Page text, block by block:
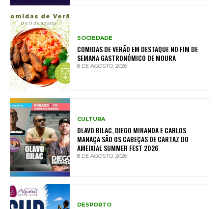
SOCIEDADE
COMIDAS DE VERÃO EM DESTAQUE NO FIM DE
SEMANA GASTRONÓMICO DE MOURA
8 DE AGOSTO, 2026
CULTURA
OLAVO BILAC, DIEGO MIRANDA E CARLOS
MANAÇA SÃO OS CABEÇAS DE CARTAZ DO
AMEIXIAL SUMMER FEST 2026
8 DE AGOSTO, 2026
DESPORTO